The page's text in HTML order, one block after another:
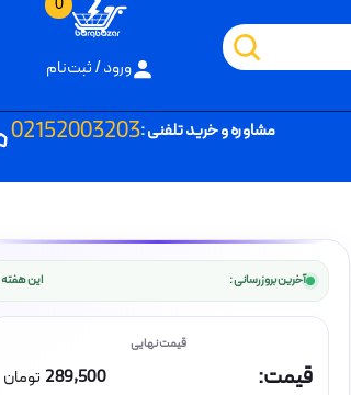
0
ورود / ثبت‌نام
مشاوره و خرید تلفنی :02152003203
آخرین بروزرسانی : این هفته
قیمت: تومان